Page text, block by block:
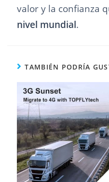
valor y la confianza
nivel mundial.
TAMBIÉN PODRÍA